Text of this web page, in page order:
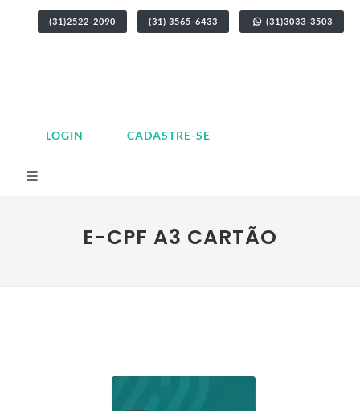
(31)2522-2090 (31) 3565-6433 (31)3033-3503
LOGIN CADASTRE-SE
E-CPF A3 CARTÃO